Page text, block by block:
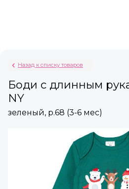
Назад к списку товаров
Боди с длинным
NY
зеленый, р.68 (3-6 мес)